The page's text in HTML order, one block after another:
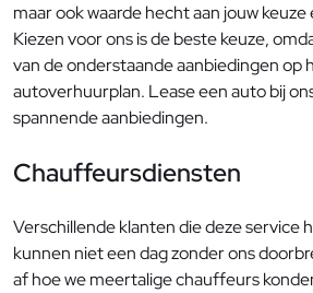
maar ook waarde hecht aan jouw
Kiezen voor ons is de beste keuze,
van de onderstaande aanbiedingen op
autoverhuurplan. Lease een auto bij
spannende aanbiedingen.
Chauffeursdiensten
Verschillende klanten die deze service
kunnen niet een dag zonder ons
af hoe we meertalige chauffeurs